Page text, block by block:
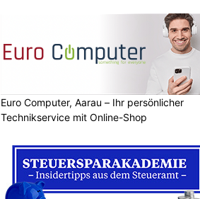
Euro Computer, Aarau – Ihr persönlicher
Technikservice mit Online-Shop